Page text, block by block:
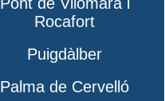
Rocafort
Puigdàlber
Palma de Cervelló